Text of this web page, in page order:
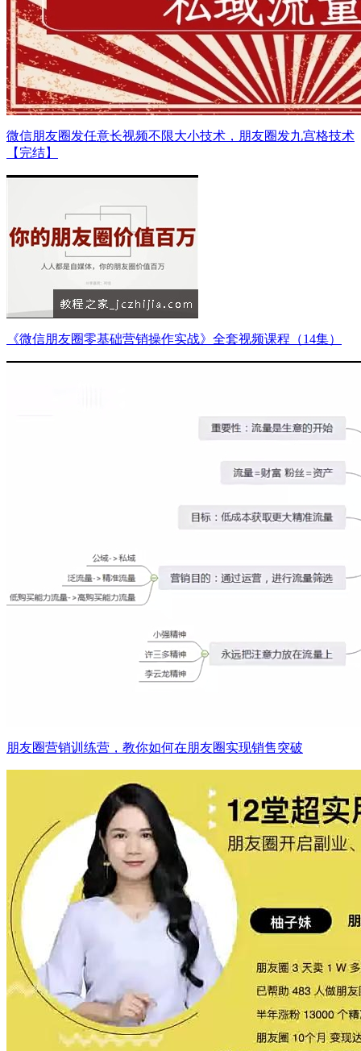
微信朋友圈发任意长视频不限大小技术，朋友圈发九宫格技术
【完结】
《微信朋友圈零基础营销操作实战》全套视频课程（14集）
朋友圈营销训练营，教你如何在朋友圈实现销售突破